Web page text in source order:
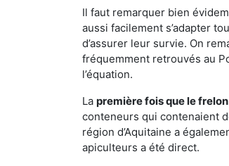
Il faut remarquer bien
aussi facilement s’adapter
d’assurer leur survie. On
fréquemment retrouvés au
l’équation.
La première fois que le
conteneurs qui contenaient
région d’Aquitaine a
apiculteurs a été direct.